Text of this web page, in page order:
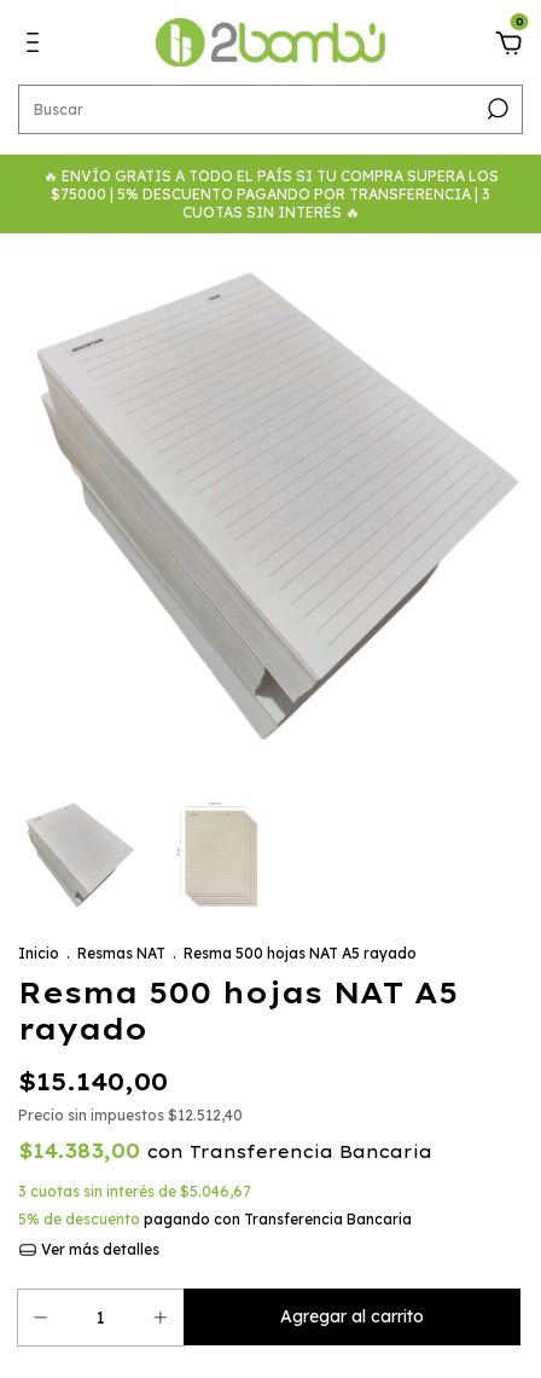
0
🔥 ENVÍO GRATIS A TODO EL PAÍS SI TU COMPRA SUPERA LOS
$75000 | 5% DESCUENTO PAGANDO POR TRANSFERENCIA | 3
CUOTAS SIN INTERÉS 🔥
Inicio . Resmas NAT . Resma 500 hojas NAT A5 rayado
Resma 500 hojas NAT A5
rayado
$15.140,00
Precio sin impuestos $12.512,40
$14.383,00 con Transferencia Bancaria
3 cuotas sin interés de $5.046,67
5% de descuento pagando con Transferencia Bancaria
Ver más detalles